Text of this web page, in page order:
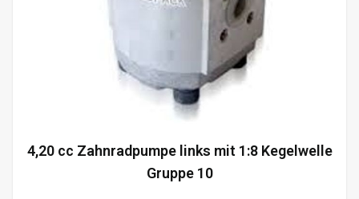
4,20 cc Zahnradpumpe links mit 1:8 Kegelwelle
Gruppe 10